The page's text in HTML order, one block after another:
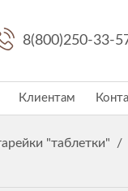
8(800)250-33-
Клиентам
"таблетки" /